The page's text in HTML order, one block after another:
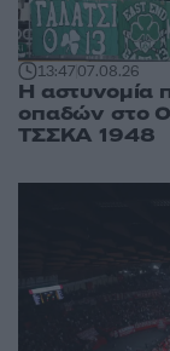
13:4707.08.26
Η αστυνομία
οπαδών στο
ΤΣΣΚΑ 1948